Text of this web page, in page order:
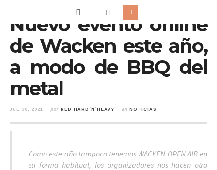
Nuevo evento online
de Wacken este año,
a modo de BBQ del
metal
JUL 30, 2021 por RED HARD´N´HEAVY en NOTICIAS
Como este año tampoco tenemos WACKEN OPEN AIR en
su forma habitual, los organizadores nos hacen otro